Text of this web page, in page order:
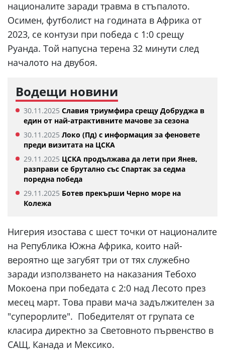
националите заради травма в стъпалото.
Осимен, футболист на годината в Африка от
2023, се контузи при победа с 1:0 срещу
Руанда. Той напусна терена 32 минути след
началото на двубоя.
Водещи новини
30.11.2025 Славия триумфира срещу Добруджа в
един от най-атрактивните мачове за сезона
30.11.2025 Локо (Пд) с информация за феновете
преди визитата на ЦСКА
29.11.2025 ЦСКА продължава да лети при Янев,
разправи се брутално със Спартак за седма
поредна победа
29.11.2025 Ботев прекърши Черно море на
Колежа
Нигерия изостава с шест точки от националите
на Република Южна Африка, които най-
вероятно ще загубят три от тях служебно
заради използването на наказания Тебохо
Мокоена при победата с 2:0 над Лесото през
месец март. Това прави мача задължителен за
"суперорлите". Победителят от групата се
класира директно за Световното първенство в
САЩ, Канада и Мексико.